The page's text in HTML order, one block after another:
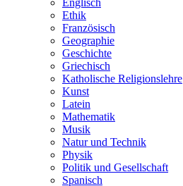
Englisch
Ethik
Französisch
Geographie
Geschichte
Griechisch
Katholische Religionslehre
Kunst
Latein
Mathematik
Musik
Natur und Technik
Physik
Politik und Gesellschaft
Spanisch